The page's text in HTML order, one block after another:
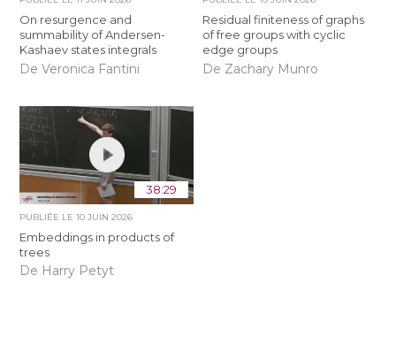
On resurgence and
summability of Andersen-
Kashaev states integrals
De Veronica Fantini
Residual finiteness of graphs
of free groups with cyclic
edge groups
De Zachary Munro
38:29
PUBLIÉE LE10 JUIN 2026
Embeddings in products of
trees
De Harry Petyt